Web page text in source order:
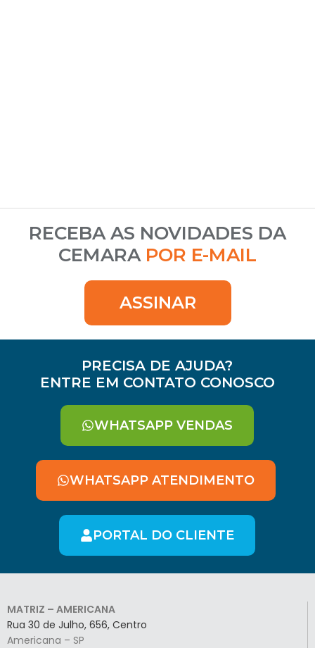
RECEBA AS NOVIDADES DA
CEMARA POR E-MAIL
ASSINAR
PRECISA DE AJUDA?
ENTRE EM CONTATO CONOSCO
WHATSAPP VENDAS
WHATSAPP ATENDIMENTO
PORTAL DO CLIENTE
MATRIZ – AMERICANA
Rua 30 de Julho, 656, Centro
Americana – SP